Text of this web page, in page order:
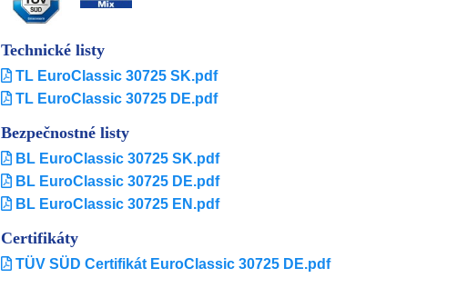
Technické listy
TL EuroClassic 30725 SK.pdf
TL EuroClassic 30725 DE.pdf
Bezpečnostné listy
BL EuroClassic 30725 SK.pdf
BL EuroClassic 30725 DE.pdf
BL EuroClassic 30725 EN.pdf
Certifikáty
TÜV SÜD Certifikát EuroClassic 30725 DE.pdf